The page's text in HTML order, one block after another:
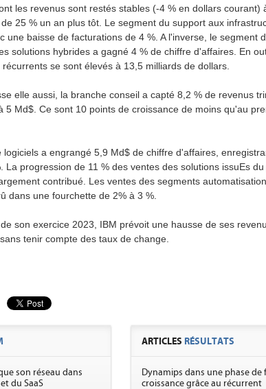
les revenus sont restés stables (-4 % en dollars courant)
25 % un an plus tôt. Le segment du support aux
une baisse de facturations de 4 %. A l'inverse, le segment
solutions hybrides a gagné 4 % de chiffre d'affaires. En
se sont élevés à 13,5 milliards de dollars.
elle aussi, la branche conseil a capté 8,2 % de revenus
5 Md$. Ce sont 10 points de croissance de moins qu'au
logiciels a engrangé 5,9 Md$ de chiffre d'affaires,
La progression de 11 % des ventes des solutions issuEs
contribué. Les ventes des segments
dans une fourchette de 2% à 3 %.
son exercice 2023, IBM prévoit une hausse de ses
tenir compte des taux de change.
son réseau dans
du SaaS
ARTICLES RÉSULTATS
Dynamips dans une phase de
croissance grâce au récurrent